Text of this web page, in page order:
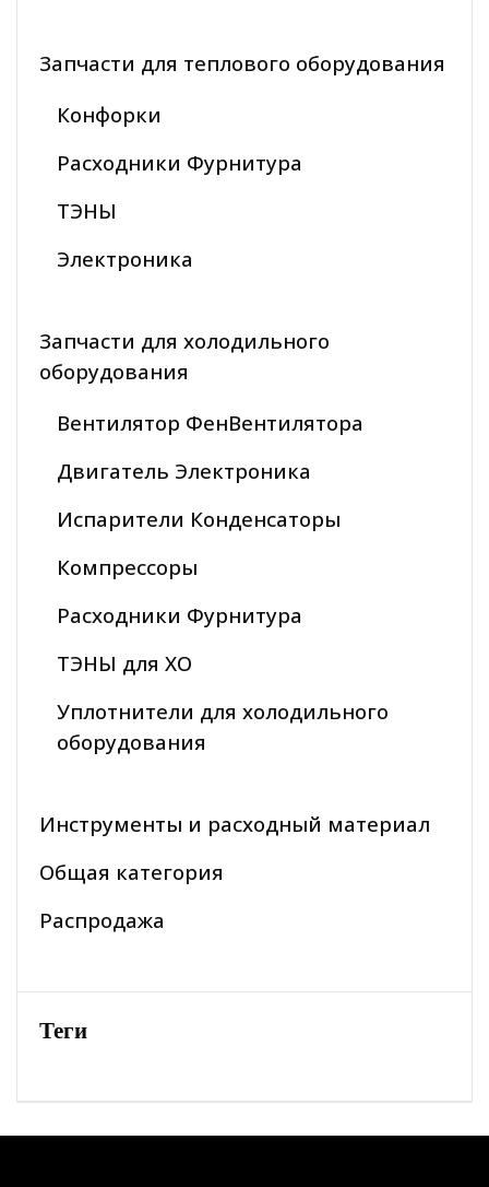
Запчасти для теплового оборудования
Конфорки
Расходники Фурнитура
ТЭНЫ
Электроника
Запчасти для холодильного
оборудования
Вентилятор ФенВентилятора
Двигатель Электроника
Испарители Конденсаторы
Компрессоры
Расходники Фурнитура
ТЭНЫ для ХО
Уплотнители для холодильного
оборудования
Инструменты и расходный материал
Общая категория
Распродажа
Теги